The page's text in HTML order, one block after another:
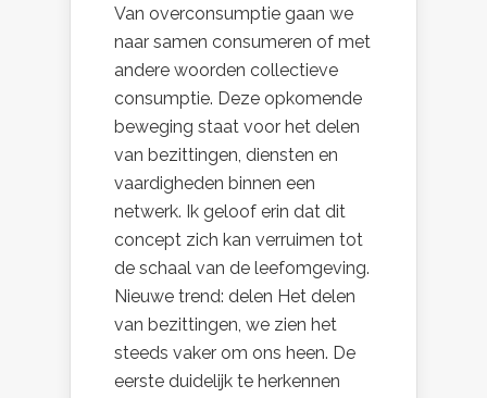
Van overconsumptie gaan we
naar samen consumeren of met
andere woorden collectieve
consumptie. Deze opkomende
beweging staat voor het delen
van bezittingen, diensten en
vaardigheden binnen een
netwerk. Ik geloof erin dat dit
concept zich kan verruimen tot
de schaal van de leefomgeving.
Nieuwe trend: delen Het delen
van bezittingen, we zien het
steeds vaker om ons heen. De
eerste duidelijk te herkennen